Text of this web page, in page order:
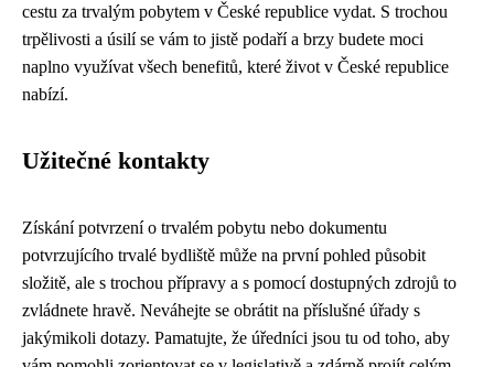
cestu za trvalým pobytem v České republice vydat. S trochou
trpělivosti a úsilí se vám to jistě podaří a brzy budete moci
naplno využívat všech benefitů, které život v České republice
nabízí.
Užitečné kontakty
Získání potvrzení o trvalém pobytu nebo dokumentu
potvrzujícího trvalé bydliště může na první pohled působit
složitě, ale s trochou přípravy a s pomocí dostupných zdrojů to
zvládnete hravě. Neváhejte se obrátit na příslušné úřady s
jakýmikoli dotazy. Pamatujte, že úředníci jsou tu od toho, aby